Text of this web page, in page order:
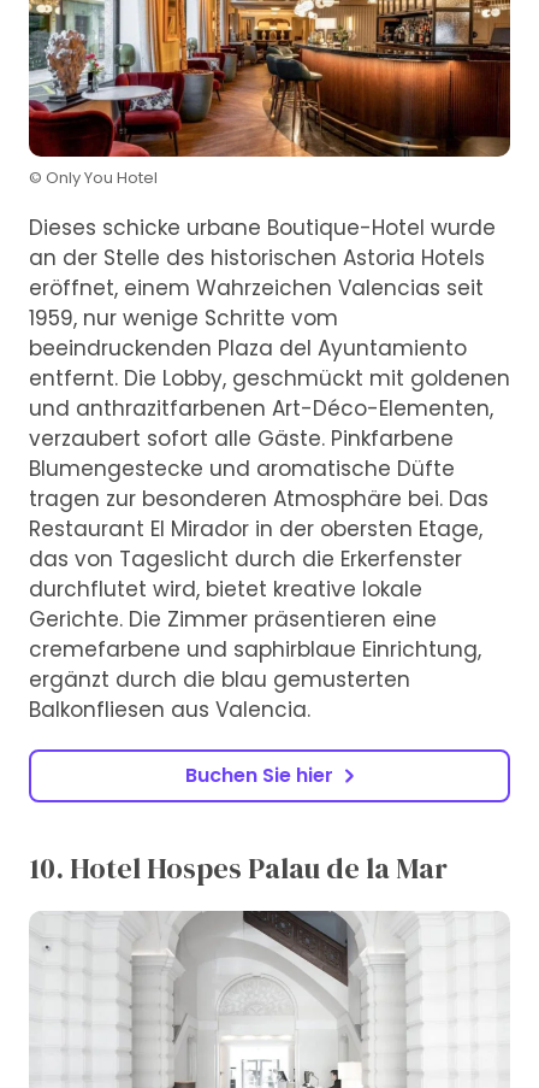
© Only You Hotel
Dieses schicke urbane Boutique-Hotel wurde
an der Stelle des historischen Astoria Hotels
eröffnet, einem Wahrzeichen Valencias seit
1959, nur wenige Schritte vom
beeindruckenden Plaza del Ayuntamiento
entfernt. Die Lobby, geschmückt mit goldenen
und anthrazitfarbenen Art-Déco-Elementen,
verzaubert sofort alle Gäste. Pinkfarbene
Blumengestecke und aromatische Düfte
tragen zur besonderen Atmosphäre bei. Das
Restaurant El Mirador in der obersten Etage,
das von Tageslicht durch die Erkerfenster
durchflutet wird, bietet kreative lokale
Gerichte. Die Zimmer präsentieren eine
cremefarbene und saphirblaue Einrichtung,
ergänzt durch die blau gemusterten
Balkonfliesen aus Valencia.
Buchen Sie hier
10. Hotel Hospes Palau de la Mar